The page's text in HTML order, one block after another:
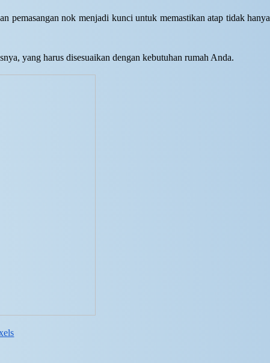
pemasangan nok menjadi kunci untuk memastikan atap tidak hanya
yang harus disesuaikan dengan kebutuhan rumah Anda.